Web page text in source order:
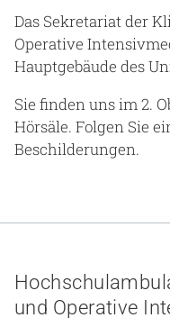
Das Sekretariat der
Operative
Hauptgebäude des
Sie finden uns im 2.
Hörsäle. Folgen Sie
Beschilderungen.
und Operative